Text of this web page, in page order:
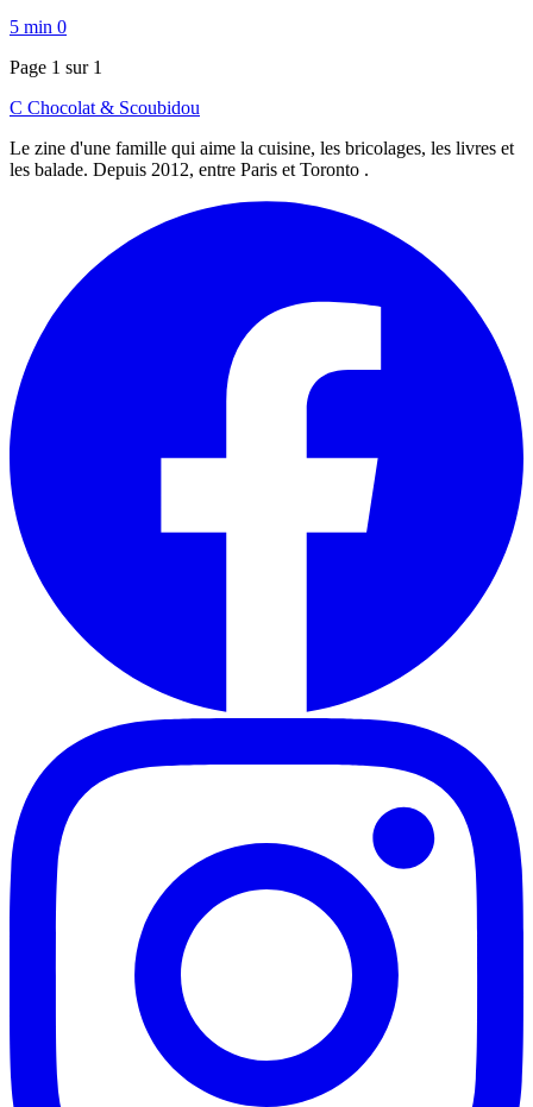
5 min 0
Page 1 sur 1
C Chocolat & Scoubidou
Le zine d'une famille qui aime la cuisine, les bricolages, les livres et
les balade. Depuis 2012, entre Paris et Toronto .